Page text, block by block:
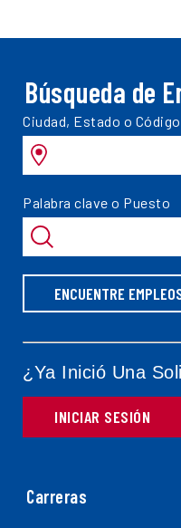
Búsqueda de
Ciudad, Estado o
Palabra clave o Puesto
ENCUENTRE
¿Ya Inició Una
INICIAR SESIÓN
Carreras